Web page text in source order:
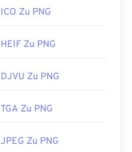
ICO Zu PNG
HEIF Zu PNG
DJVU Zu PNG
TGA Zu PNG
JPEG Zu PNG